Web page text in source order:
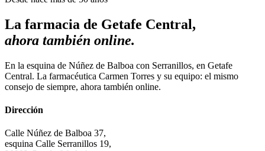
La farmacia de Getafe Central,
ahora también online.
En la esquina de Núñez de Balboa con Serranillos, en Getafe
Central. La farmacéutica Carmen Torres y su equipo: el mismo
consejo de siempre, ahora también online.
Dirección
Calle Núñez de Balboa 37,
esquina Calle Serranillos 19,